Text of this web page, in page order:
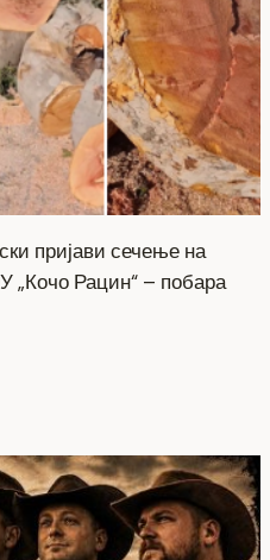
пријави сечење на
„Кочо Рацин“ – побара